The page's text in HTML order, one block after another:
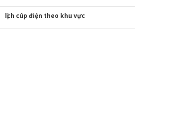
lịch cúp điện theo khu vực